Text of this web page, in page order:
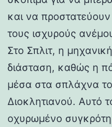
και να
τους ισχυρούς
Στο Σπλιτ, η
διάσταση, καθώς η
μέσα στα σπλάχνα
Διοκλητιανού. Αυτό
οχυρωμένο